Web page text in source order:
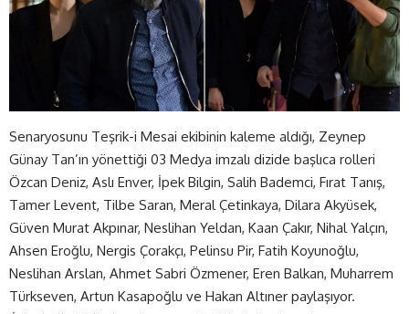
Senaryosunu Teşrik-i Mesai ekibinin kaleme aldığı, Zeynep
Günay Tan’ın yönettiği 03 Medya imzalı dizide başlıca rolleri
Özcan Deniz, Aslı Enver, İpek Bilgin, Salih Bademci, Fırat Tanış,
Tamer Levent, Tilbe Saran, Meral Çetinkaya, Dilara Akyüsek,
Güven Murat Akpınar, Neslihan Yeldan, Kaan Çakır, Nihal Yalçın,
Ahsen Eroğlu, Nergis Çorakçı, Pelinsu Pir, Fatih Koyunoğlu,
Neslihan Arslan, Ahmet Sabri Özmener, Eren Balkan, Muharrem
Türkseven, Artun Kasapoğlu ve Hakan Altıner paylaşıyor.